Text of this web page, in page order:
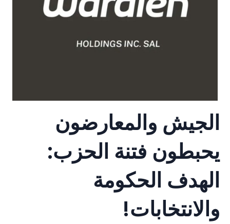
الجيش والمعارضون
يحبطون فتنة الحزب:
الهدف الحكومة
والانتخابات!